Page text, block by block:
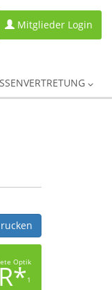
Mitglieder Login
Optik
1